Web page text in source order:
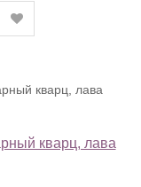
кварц, лава